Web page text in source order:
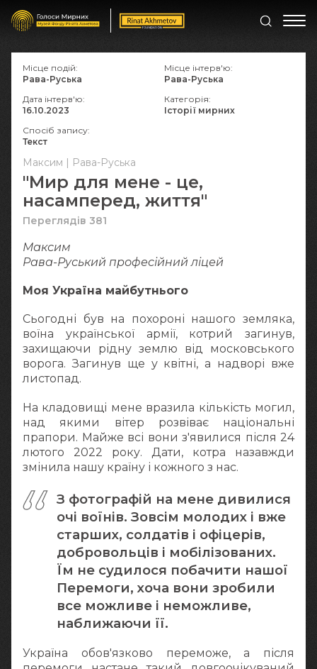
Максим | Рава-Руська
"Мир для мене - це,
насамперед, життя"
Переглядів 381
Максим
Рава-Руський професійний ліцей
Моя Україна майбутнього
Сьогодні був на похороні нашого земляка,
воїна української армії, котрий загинув,
захищаючи рідну землю від московського
ворога. Загинув ще у квітні, а надворі вже
листопад.
На кладовищі мене вразила кількість могил,
над якими вітер розвіває національні
прапори. Майже всі вони з'явилися після 24
лютого 2022 року. Дати, котра назавжди
змінила нашу країну і кожного з нас.
З фотографій на мене дивилися
очі воїнів. Зовсім молодих і вже
старших, солдатів і офіцерів,
добровольців і мобілізованих.
Їм не судилося побачити нашої
Перемоги, хоча вони зробили
все можливе і неможливе,
наближаючи її.
Україна обов'язково переможе, а після
Місце подій:
Рава-Руська
Місце інтерв'ю:
Рава-Руська
Дата інтерв'ю:
16.10.2023
Категорія:
Історії мирних
Спосіб запису:
Текст